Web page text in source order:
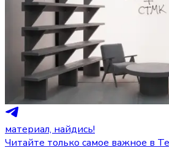
материал, найдись!
Читайте только самое важное в